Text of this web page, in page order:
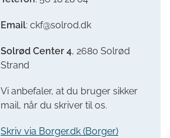
Email: ckf@solrod.dk
Solrød Center 4, 2680 Solrød
Strand
Vi anbefaler, at du bruger sikker
mail, når du skriver til os.
Skriv via Borger.dk (Borger)